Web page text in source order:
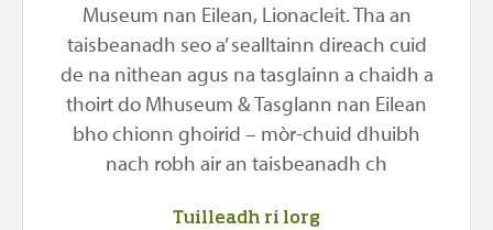
Museum nan Eilean, Lionacleit. Tha an
taisbeanadh seo a’ sealltainn direach cuid
de na nithean agus na tasglainn a chaidh a
thoirt do Mhuseum & Tasglann nan Eilean
bho chionn ghoirid – mòr-chuid dhuibh
nach robh air an taisbeanadh ch
Tuilleadh ri lorg